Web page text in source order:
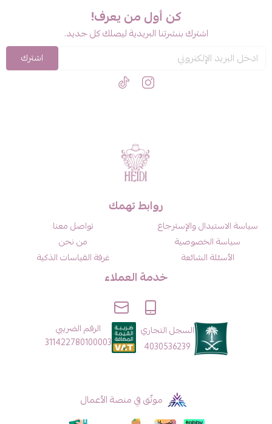
كن أول من يعرف!
اشترك بنشرتنا البريدية ليصلك كل جديد.
اشترك
روابط تهمك
سياسة الاستبدال والإسترجاع
سياسة الخصوصية
الأسئلة الشائعة
تواصل معنا
من نحن
غرفة القياسات الذكية
خدمة العملاء
السجل التجاري
4030536239
الرقم الضريبي
311422780100003
موثّق في منصة الأعمال